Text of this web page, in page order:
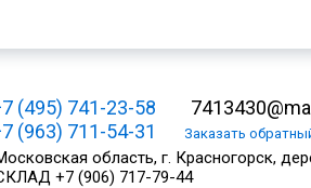
(495) 741-23-58
(963) 711-54-31
Заказать
область, г. Красногорск,
+7 (906) 717-79-44